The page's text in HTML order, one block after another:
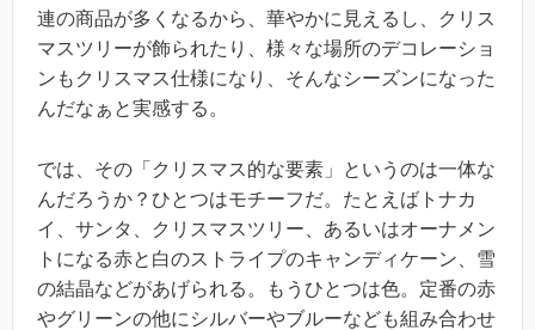
連の商品が多くなるから、華やかに見えるし、クリス
マスツリーが飾られたり、様々な場所のデコレーショ
ンもクリスマス仕様になり、そんなシーズンになった
んだなぁと実感する。
では、その「クリスマス的な要素」というのは一体な
んだろうか？ひとつはモチーフだ。たとえばトナカ
イ、サンタ、クリスマスツリー、あるいはオーナメン
トになる赤と白のストライプのキャンディケーン、雪
の結晶などがあげられる。もうひとつは色。定番の赤
やグリーンの他にシルバーやブルーなども組み合わせ